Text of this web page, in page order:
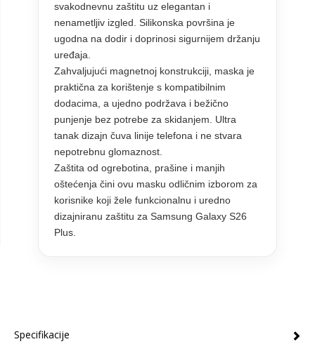
svakodnevnu zaštitu uz elegantan i
nenametljiv izgled. Silikonska površina je
ugodna na dodir i doprinosi sigurnijem držanju
uređaja.
Zahvaljujući magnetnoj konstrukciji, maska je
praktična za korištenje s kompatibilnim
dodacima, a ujedno podržava i bežično
punjenje bez potrebe za skidanjem. Ultra
tanak dizajn čuva linije telefona i ne stvara
nepotrebnu glomaznost.
Zaštita od ogrebotina, prašine i manjih
oštećenja čini ovu masku odličnim izborom za
korisnike koji žele funkcionalnu i uredno
dizajniranu zaštitu za Samsung Galaxy S26
Plus.
Specifikacije